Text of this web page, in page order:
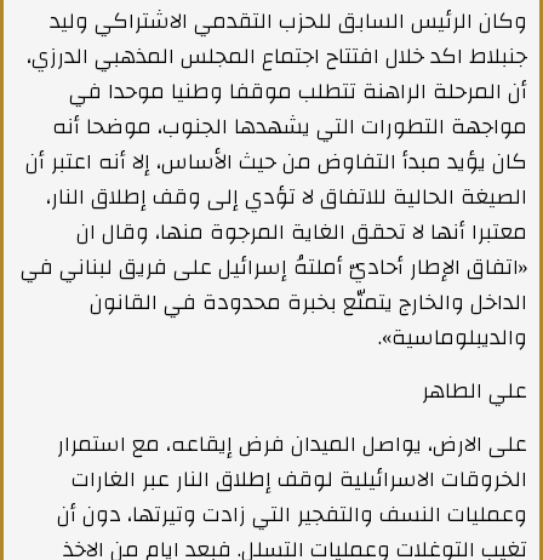
وكان الرئيس السابق للحزب التقدمي الاشتراكي وليد
جنبلاط اكد خلال افتتاح اجتماع المجلس المذهبي الدرزي،
أن المرحلة الراهنة تتطلب موقفا وطنيا موحدا في
مواجهة التطورات التي يشهدها الجنوب، موضحا أنه
كان يؤيد مبدأ التفاوض من حيث الأساس، إلا أنه اعتبر أن
الصيغة الحالية للاتفاق لا تؤدي إلى وقف إطلاق النار،
معتبرا أنها لا تحقق الغاية المرجوة منها، وقال ان
«اتفاق الإطار أحاديّ أملتهُ إسرائيل على فريق لبناني في
الداخل والخارج يتمتّع بخبرة محدودة في القانون
والديبلوماسية».
علي الطاهر
على الارض، يواصل الميدان فرض إيقاعه، مع استمرار
الخروقات الاسرائيلية لوقف إطلاق النار عبر الغارات
وعمليات النسف والتفجير التي زادت وتيرتها، دون أن
تغيب التوغلات وعمليات التسلل. فبعد ايام من الاخذ